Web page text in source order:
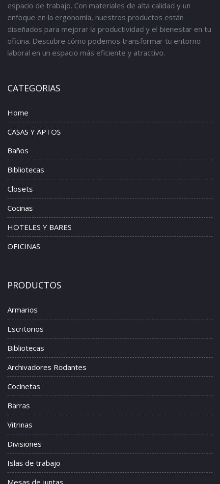
espacio de trabajo. Con materiales de alta calidad y un
enfoque en la ergonomía, nuestros productos están
diseñados para mejorar la productividad y el bienestar en tu
oficina. Descubre cómo podemos transformar tu entorno
laboral en un espacio más eficiente y atractivo.
CATEGORIAS
Home
CASAS Y APTOS
Baños
Bibliotecas
Closets
Cocinas
HOTELES Y BARES
OFICINAS
PRODUCTOS
Armarios
Escritorios
Bibliotecas
Archivadores Rodantes
Cocinetas
Barras
Vitrinas
Divisiones
Islas de trabajo